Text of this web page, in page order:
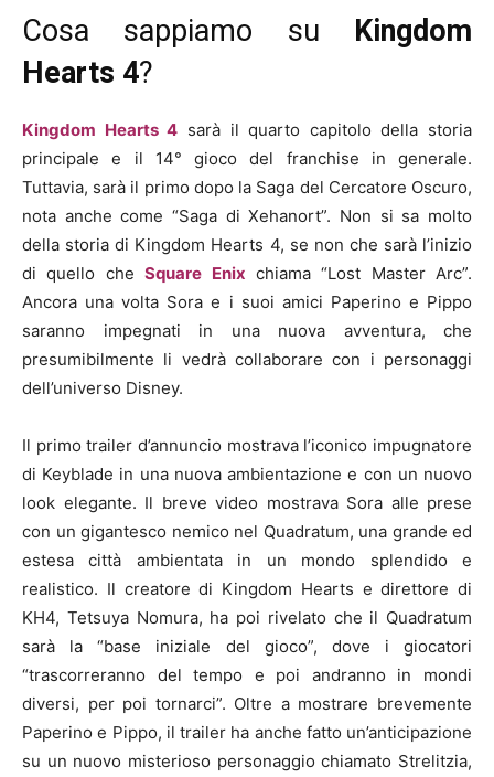
Cosa sappiamo su Kingdom
Hearts 4?
Kingdom Hearts 4 sarà il quarto capitolo della storia
principale e il 14° gioco del franchise in generale.
Tuttavia, sarà il primo dopo la Saga del Cercatore Oscuro,
nota anche come “Saga di Xehanort”. Non si sa molto
della storia di Kingdom Hearts 4, se non che sarà l’inizio
di quello cheSquare Enix chiama “Lost Master Arc”.
Ancora una volta Sora e i suoi amici Paperino e Pippo
saranno impegnati in una nuova avventura, che
presumibilmente li vedrà collaborare con i personaggi
dell’universo Disney.
Il primo trailer d’annuncio mostrava l’iconico impugnatore
di Keyblade in una nuova ambientazione e con un nuovo
look elegante. Il breve video mostrava Sora alle prese
con un gigantesco nemico nel Quadratum, una grande ed
estesa città ambientata in un mondo splendido e
realistico. Il creatore di Kingdom Hearts e direttore di
KH4, Tetsuya Nomura, ha poi rivelato che il Quadratum
sarà la “base iniziale del gioco”, dove i giocatori
“trascorreranno del tempo e poi andranno in mondi
diversi, per poi tornarci”. Oltre a mostrare brevemente
Paperino e Pippo, il trailer ha anche fatto un’anticipazione
su un nuovo misterioso personaggio chiamato Strelitzia,